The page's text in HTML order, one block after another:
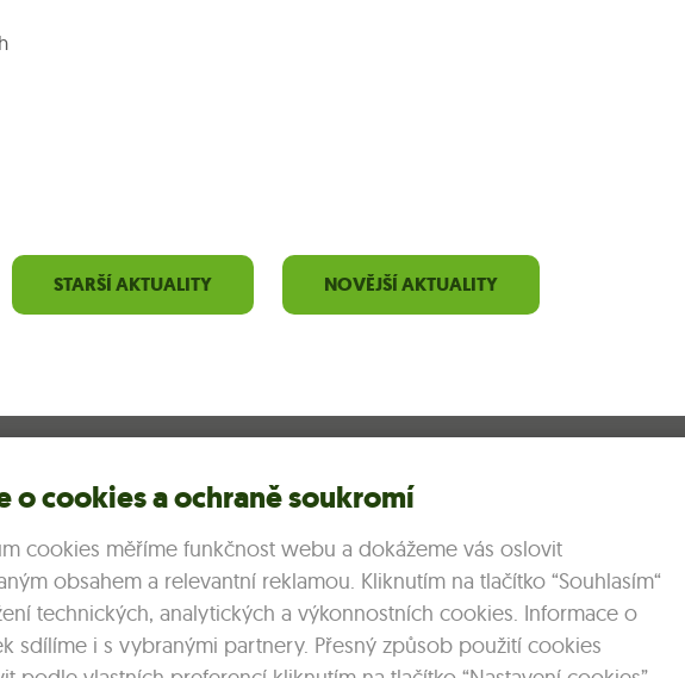
STARŠÍ AKTUALITY NOVĚJŠÍ AKTUALITY
Dotační programy
Formuláře
Zásady ochrany osobních údajů
o cookies a ochraně soukromí
cookies měříme funkčnost webu a dokážeme vás oslovit
obsahem a relevantní reklamou. Kliknutím na tlačítko “Souhlasím“
technických, analytických a výkonnostních cookies. Informace o
sdílíme i s vybranými partnery. Přesný způsob použití cookies